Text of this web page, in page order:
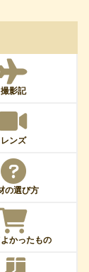
撮影記
レンズ
の選び方
かったもの